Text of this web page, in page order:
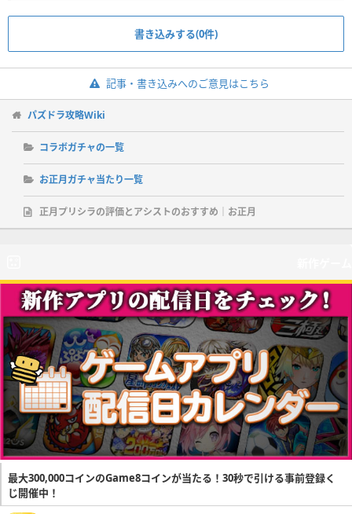
書き込みする(0件)
記事・書き込みへのご意見はこちら
パズドラ攻略Wiki
コラボガチャの一覧
お正月ガチャ当たり一覧
正月プリシラの評価とアシストのおすすめ｜お正月
最大300,000コインのGame8コインが当たる！30秒で引ける事前登録く
じ開催中！